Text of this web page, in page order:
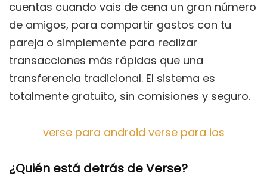
cuentas cuando vais de cena un gran número
de amigos, para compartir gastos con tu
pareja o simplemente para realizar
transacciones más rápidas que una
transferencia tradicional. El sistema es
totalmente gratuito, sin comisiones y seguro.
verse para android verse para ios
¿Quién está detrás de Verse?